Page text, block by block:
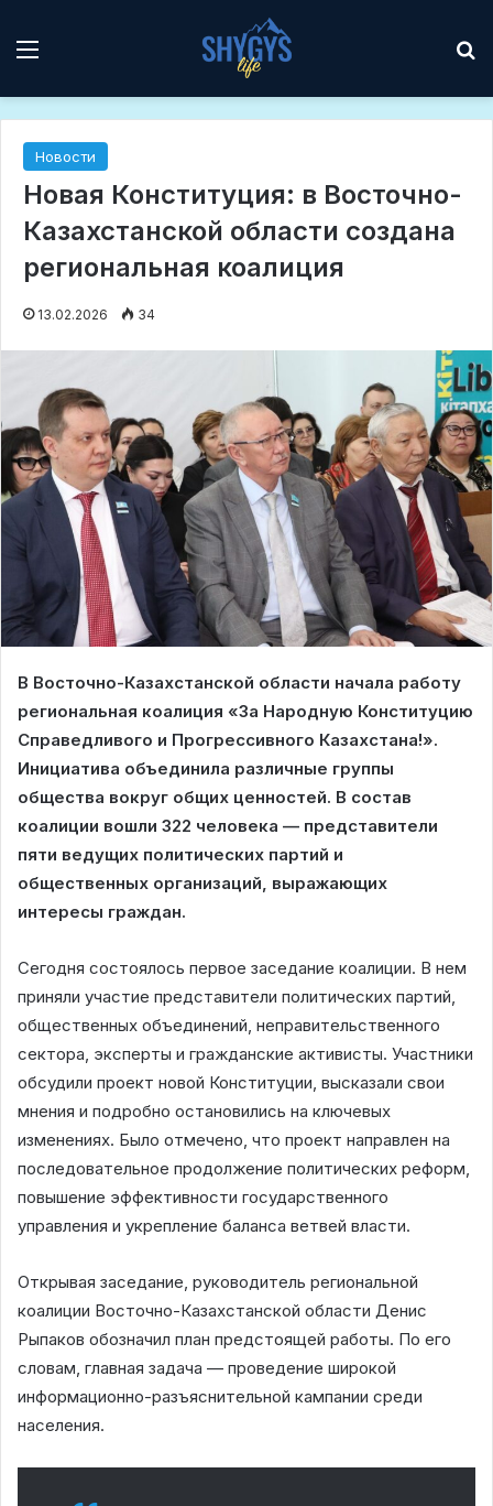
Мәзір
Новости
Новая Конституция: в Восточно-
Казахстанской области создана
региональная коалиция
13.02.2026 34
В Восточно-Казахстанской области начала работу
региональная коалиция «За Народную Конституцию
Справедливого и Прогрессивного Казахстана!».
Инициатива объединила различные группы
общества вокруг общих ценностей. В состав
коалиции вошли 322 человека — представители
пяти ведущих политических партий и
общественных организаций, выражающих
интересы граждан.
Сегодня состоялось первое заседание коалиции. В нем
приняли участие представители политических партий,
общественных объединений, неправительственного
сектора, эксперты и гражданские активисты. Участники
обсудили проект новой Конституции, высказали свои
мнения и подробно остановились на ключевых
изменениях. Было отмечено, что проект направлен на
последовательное продолжение политических реформ,
повышение эффективности государственного
управления и укрепление баланса ветвей власти.
Открывая заседание, руководитель региональной
коалиции Восточно-Казахстанской области Денис
Рыпаков обозначил план предстоящей работы. По его
словам, главная задача — проведение широкой
информационно-разъяснительной кампании среди
населения.